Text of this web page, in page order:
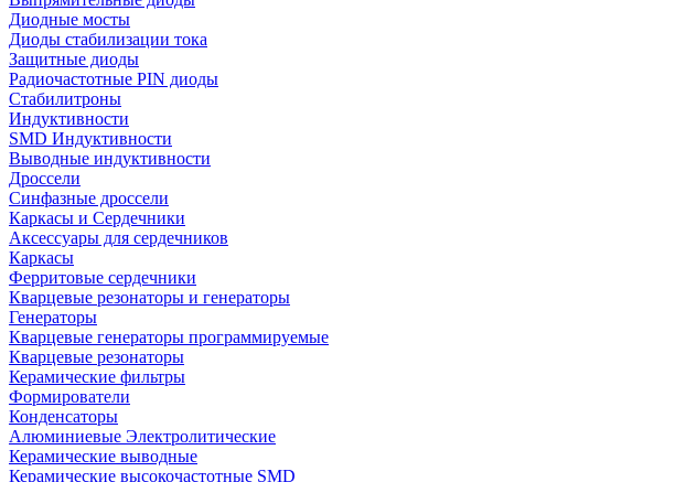
Диодные мосты
Диоды стабилизации тока
Защитные диоды
Радиочастотные PIN диоды
Стабилитроны
Индуктивности
SMD Индуктивности
Выводные индуктивности
Дроссели
Синфазные дроссели
Каркасы и Сердечники
Аксессуары для сердечников
Каркасы
Ферритовые сердечники
Кварцевые резонаторы и генераторы
Генераторы
Кварцевые генераторы программируемые
Кварцевые резонаторы
Керамические фильтры
Формирователи
Конденсаторы
Алюминиевые Электролитические
Керамические выводные
Керамические высокочастотные SMD